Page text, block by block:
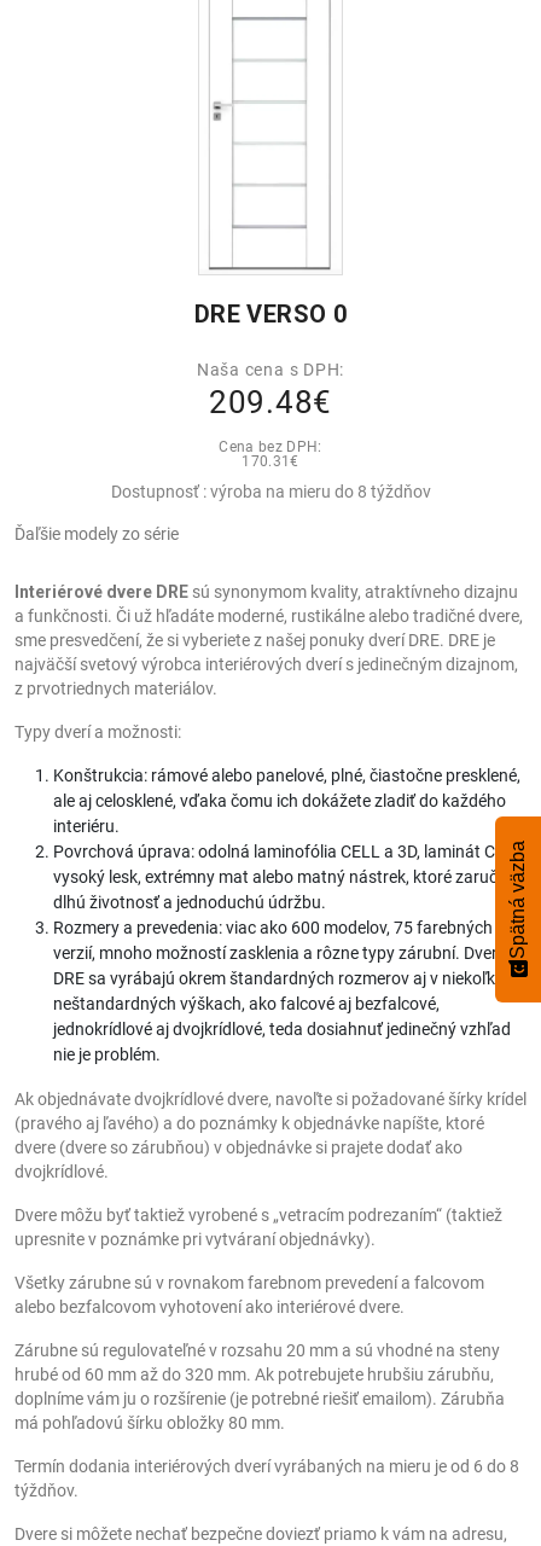
DRE VERSO 0
Naša cena s DPH:
209.48€
Cena bez DPH:
170.31€
Dostupnosť : výroba na mieru do 8 týždňov
Ďaľšie modely zo série
Interiérové dvere DRE sú synonymom kvality, atraktívneho dizajnu
a funkčnosti. Či už hľadáte moderné, rustikálne alebo tradičné dvere,
sme presvedčení, že si vyberiete z našej ponuky dverí DRE. DRE je
najväčší svetový výrobca interiérových dverí s jedinečným dizajnom,
z prvotriednych materiálov.
Typy dverí a možnosti:
Konštrukcia: rámové alebo panelové, plné, čiastočne presklené,
ale aj celosklené, vďaka čomu ich dokážete zladiť do každého
interiéru.
Povrchová úprava: odolná laminofólia CELL a 3D, laminát CPL,
vysoký lesk, extrémny mat alebo matný nástrek, ktoré zaručia
dlhú životnosť a jednoduchú údržbu.
Rozmery a prevedenia: viac ako 600 modelov, 75 farebných
verzií, mnoho možností zasklenia a rôzne typy zárubní. Dvere
DRE sa vyrábajú okrem štandardných rozmerov aj v niekoľkých
neštandardných výškach, ako falcové aj bezfalcové,
jednokrídlové aj dvojkrídlové, teda dosiahnuť jedinečný vzhľad
nie je problém.
Ak objednávate dvojkrídlové dvere, navoľte si požadované šírky krídel
(pravého aj ľavého) a do poznámky k objednávke napíšte, ktoré
dvere (dvere so zárubňou) v objednávke si prajete dodať ako
dvojkrídlové.
Dvere môžu byť taktiež vyrobené s „vetracím podrezaním“ (taktiež
upresnite v poznámke pri vytváraní objednávky).
Všetky zárubne sú v rovnakom farebnom prevedení a falcovom
alebo bezfalcovom vyhotovení ako interiérové dvere.
Zárubne sú regulovateľné v rozsahu 20 mm a sú vhodné na steny
hrubé od 60 mm až do 320 mm. Ak potrebujete hrubšiu zárubňu,
doplníme vám ju o rozšírenie (je potrebné riešiť emailom). Zárubňa
má pohľadovú šírku obložky 80 mm.
Termín dodania interiérových dverí vyrábaných na mieru je od 6 do 8
týždňov.
Dvere si môžete nechať bezpečne doviezť priamo k vám na adresu,
Spätná väzba